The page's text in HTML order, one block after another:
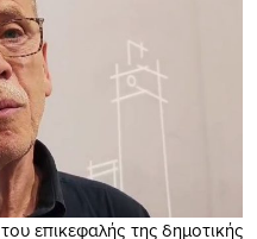
επικεφαλής της δημοτικής